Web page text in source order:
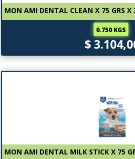
MON AMI DENTAL CLEAN X 75 GRS X
0.750 KGS
$
MON AMI DENTAL MILK STICK X 75